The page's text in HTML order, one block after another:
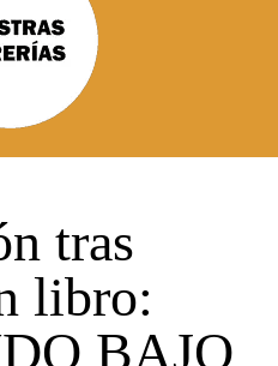
tras
libro:
BAJO